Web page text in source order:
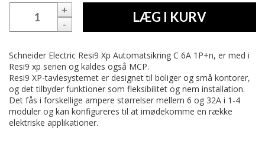
+
-
LÆG I KURV
Schneider Electric Resi9 Xp Automatsikring C 6A 1P+n, er med i
Resi9 xp serien og kaldes også MCP.
Resi9 XP-tavlesystemet er designet til boliger og små kontorer,
og det tilbyder funktioner som fleksibilitet og nem installation.
Det fås i forskellige ampere størrelser mellem 6 og 32A i 1-4
moduler og kan konfigureres til at imødekomme en række
elektriske applikationer.